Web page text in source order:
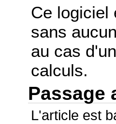
Ce logiciel
sans
au cas
calculs.
Passage
L'article est